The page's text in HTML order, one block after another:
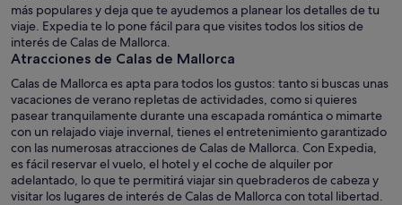
más populares y deja que te ayudemos a planear los detalles de tu
viaje. Expedia te lo pone fácil para que visites todos los sitios de
interés de Calas de Mallorca.
Atracciones de Calas de Mallorca
Calas de Mallorca es apta para todos los gustos: tanto si buscas unas
vacaciones de verano repletas de actividades, como si quieres
pasear tranquilamente durante una escapada romántica o mimarte
con un relajado viaje invernal, tienes el entretenimiento garantizado
con las numerosas atracciones de Calas de Mallorca. Con Expedia,
es fácil reservar el vuelo, el hotel y el coche de alquiler por
adelantado, lo que te permitirá viajar sin quebraderos de cabeza y
visitar los lugares de interés de Calas de Mallorca con total libertad.